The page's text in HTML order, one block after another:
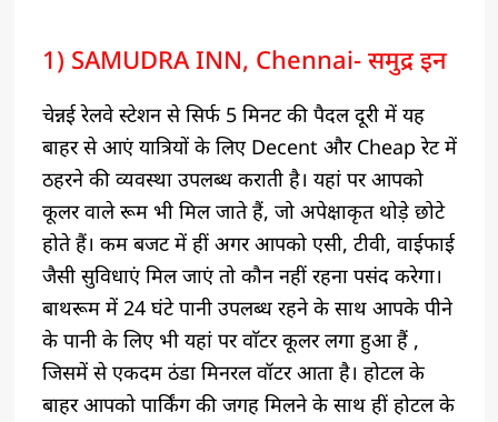
1) SAMUDRA INN, Chennai- समुद्र इन
चेन्नई रेलवे स्टेशन से सिर्फ 5 मिनट की पैदल दूरी में यह
बाहर से आएं यात्रियों के लिए Decent और Cheap रेट में
ठहरने की व्यवस्था उपलब्ध कराती है। यहां पर आपको
कूलर वाले रूम भी मिल जाते हैं, जो अपेक्षाकृत थोड़े छोटे
होते हैं। कम बजट में हीं अगर आपको एसी, टीवी, वाईफाई
जैसी सुविधाएं मिल जाएं तो कौन नहीं रहना पसंद करेगा।
बाथरूम में 24 घंटे पानी उपलब्ध रहने के साथ आपके पीने
के पानी के लिए भी यहां पर वाॅटर कूलर लगा हुआ हैं ,
जिसमें से एकदम ठंडा मिनरल वॉटर आता है। होटल के
बाहर आपको पार्किंग की जगह मिलने के साथ हीं होटल के